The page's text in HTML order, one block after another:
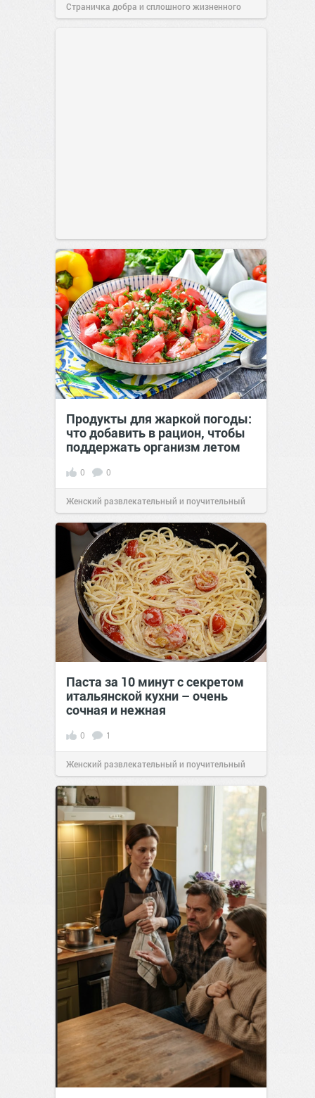
Страничка добра и сплошного жизненного
Продукты для жаркой погоды:
что добавить в рацион, чтобы
поддержать организм летом
0 0
Женский развлекательный и поучительный
сайт.21:26Вчера
Паста за 10 минут с секретом
итальянской кухни – очень
сочная и нежная
0 1
Женский развлекательный и поучительный
сайт.23:4006 авг 2026